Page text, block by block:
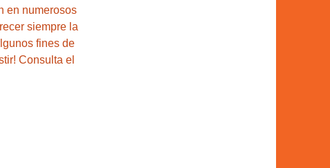
en numerosos
siempre la
fines de
Consulta el